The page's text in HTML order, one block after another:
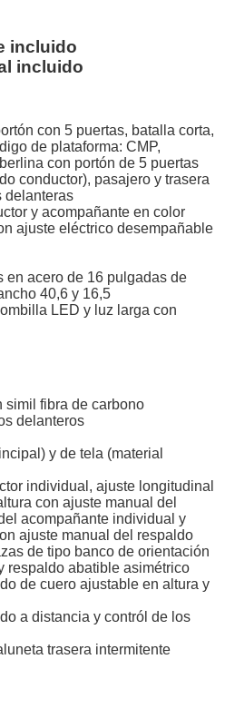
incluido
incluido
con 5 puertas, batalla corta,
de plataforma: CMP,
con portón de 5 puertas
conductor), pasajero y trasera
delanteras
y acompañante en color
ajuste eléctrico desempañable
en acero de 16 pulgadas de
40,6 y 16,5
LED y luz larga con
simil fibra de carbono
delanteros
y de tela (material
individual, ajuste longitudinal
con ajuste manual del
acompañante individual y
ajuste manual del respaldo
de tipo banco de orientación
respaldo abatible asimétrico
de cuero ajustable en altura y
a distancia y contról de los
trasera intermitente